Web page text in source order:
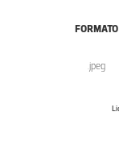
FORMATO
.jpeg